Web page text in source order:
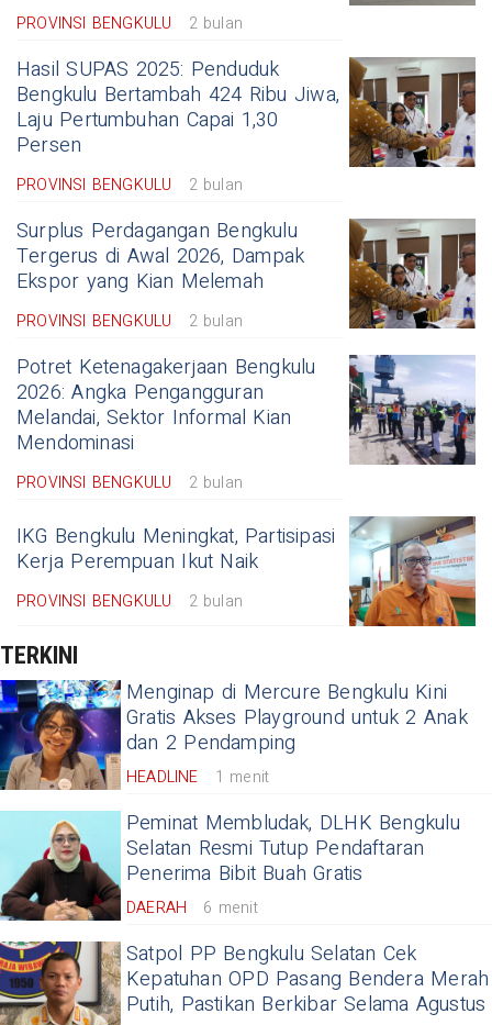
PROVINSI BENGKULU 2 bulan
Hasil SUPAS 2025: Penduduk
Bengkulu Bertambah 424 Ribu Jiwa,
Laju Pertumbuhan Capai 1,30
Persen
PROVINSI BENGKULU 2 bulan
Surplus Perdagangan Bengkulu
Tergerus di Awal 2026, Dampak
Ekspor yang Kian Melemah
PROVINSI BENGKULU 2 bulan
Potret Ketenagakerjaan Bengkulu
2026: Angka Pengangguran
Melandai, Sektor Informal Kian
Mendominasi
PROVINSI BENGKULU 2 bulan
IKG Bengkulu Meningkat, Partisipasi
Kerja Perempuan Ikut Naik
PROVINSI BENGKULU 2 bulan
TERKINI
Menginap di Mercure Bengkulu Kini
Gratis Akses Playground untuk 2 Anak
dan 2 Pendamping
HEADLINE 1 menit
Peminat Membludak, DLHK Bengkulu
Selatan Resmi Tutup Pendaftaran
Penerima Bibit Buah Gratis
DAERAH 6 menit
Satpol PP Bengkulu Selatan Cek
Kepatuhan OPD Pasang Bendera Merah
Putih, Pastikan Berkibar Selama Agustus